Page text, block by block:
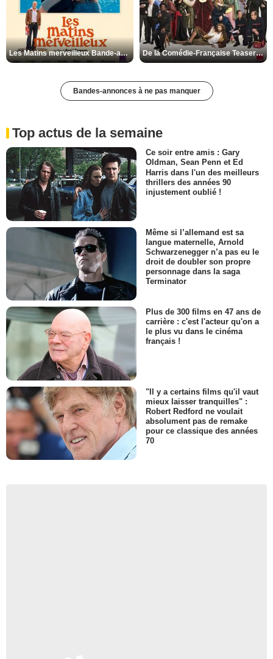
Les Matins merveilleux Bande-annonce VF De la Comédie-Française Teaser VF
Bandes-annonces à ne pas manquer
Top actus de la semaine
Ce soir entre amis : Gary
Oldman, Sean Penn et Ed
Harris dans l'un des meilleurs
thrillers des années 90
injustement oublié !
Même si l’allemand est sa
langue maternelle, Arnold
Schwarzenegger n’a pas eu le
droit de doubler son propre
personnage dans la saga
Terminator
Plus de 300 films en 47 ans de
carrière : c'est l'acteur qu'on a
le plus vu dans le cinéma
français !
"Il y a certains films qu'il vaut
mieux laisser tranquilles" :
Robert Redford ne voulait
absolument pas de remake
pour ce classique des années
70